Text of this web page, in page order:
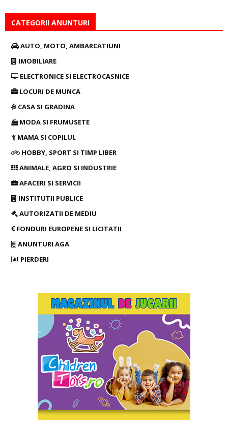
CATEGORII ANUNTURI
AUTO, MOTO, AMBARCATIUNI
IMOBILIARE
ELECTRONICE SI ELECTROCASNICE
LOCURI DE MUNCA
CASA SI GRADINA
MODA SI FRUMUSETE
MAMA SI COPILUL
HOBBY, SPORT SI TIMP LIBER
ANIMALE, AGRO SI INDUSTRIE
AFACERI SI SERVICII
INSTITUTII PUBLICE
AUTORIZATII DE MEDIU
FONDURI EUROPENE SI LICITATII
ANUNTURI AGA
PIERDERI